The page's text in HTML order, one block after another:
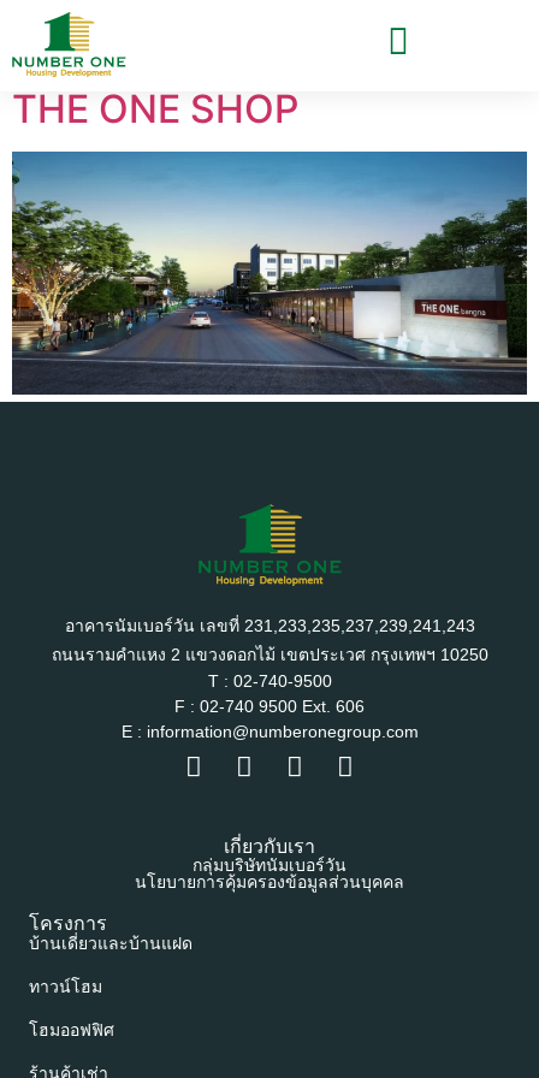
Tag: Shop For Rent
THE ONE SHOP
อาคารนัมเบอร์วัน เลขที่ 231,233,235,237,239,241,243
ถนนรามคำแหง 2 แขวงดอกไม้ เขตประเวศ กรุงเทพฯ 10250
T : 02-740-9500
F : 02-740 9500 Ext. 606
E : information@numberonegroup.com
เกี่ยวกับเรา
กลุ่มบริษัทนัมเบอร์วัน
นโยบายการคุ้มครองข้อมูลส่วนบุคคล
โครงการ
บ้านเดี่ยวและบ้านแฝด
ทาวน์โฮม
โฮมออฟฟิศ
ร้านค้าเช่า